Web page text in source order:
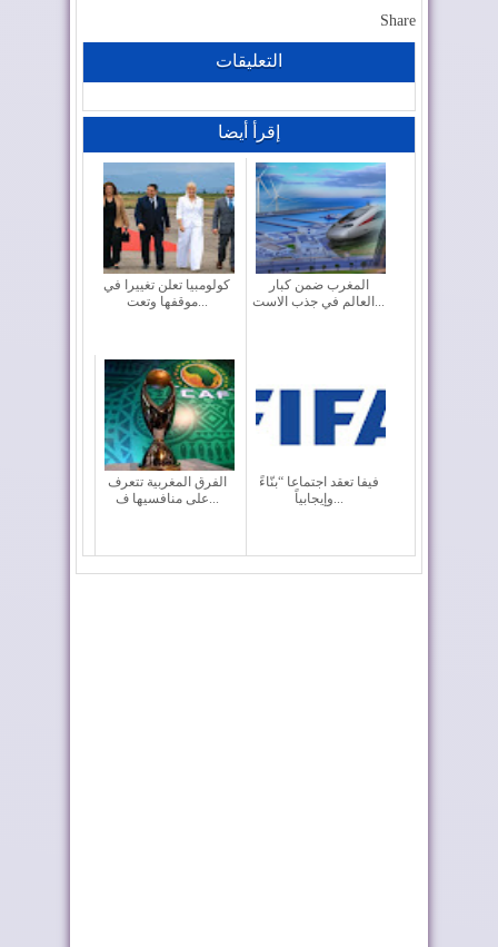
Share
التعليقات
إقرأ أيضا
كولومبيا تعلن تغييرا في
موقفها وتعت...
المغرب ضمن كبار
العالم في جذب الاست...
الفرق المغربية تتعرف
على منافسيها ف...
فيفا تعقد اجتماعا “بنّاءً
وإيجابياً...